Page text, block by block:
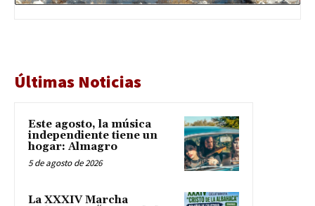
Últimas Noticias
Este agosto, la música
independiente tiene un
hogar: Almagro
5 de agosto de 2026
La XXXIV Marcha